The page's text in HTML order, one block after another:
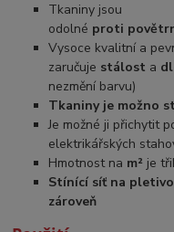
Tkaniny jsou
odolné proti
Vysoce kvalitní a
zaručuje stálost a
nezmění barvu)
Tkaniny je možno
Je možné ji přichytit
elektrikářských
Hmotnost na m² je
Stínící síť na
zároveň